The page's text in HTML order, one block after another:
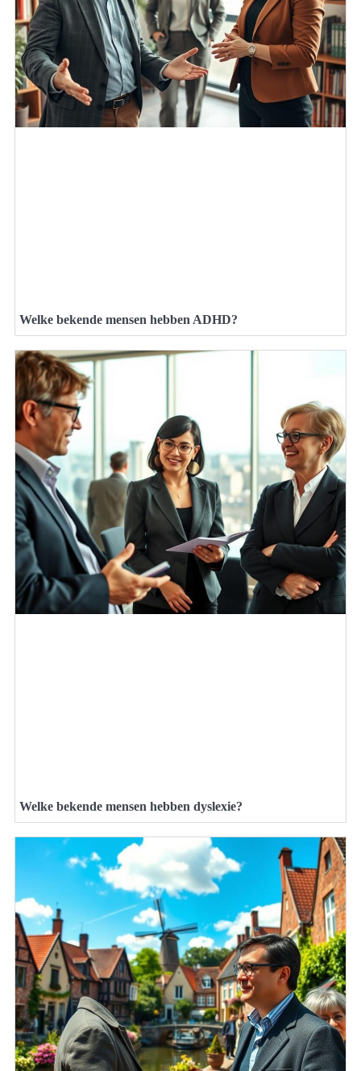
Welke bekende mensen hebben ADHD?
Welke bekende mensen hebben dyslexie?